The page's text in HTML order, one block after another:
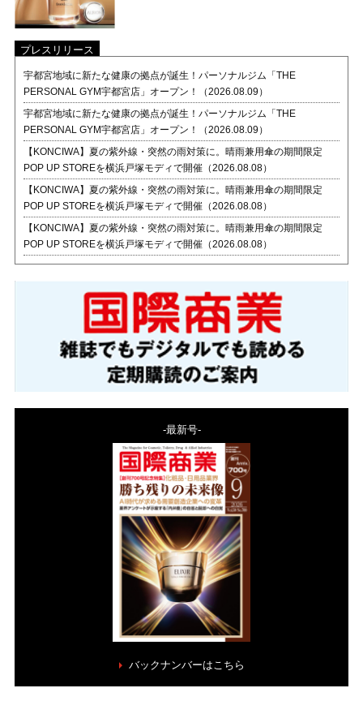
プレスリリース
宇都宮地域に新たな健康の拠点が誕生！パーソナルジム「THE
PERSONAL GYM宇都宮店」オープン！（2026.08.09）
宇都宮地域に新たな健康の拠点が誕生！パーソナルジム「THE
PERSONAL GYM宇都宮店」オープン！（2026.08.09）
【KONCIWA】夏の紫外線・突然の雨対策に。晴雨兼用傘の期間限定
POP UP STOREを横浜戸塚モディで開催（2026.08.08）
【KONCIWA】夏の紫外線・突然の雨対策に。晴雨兼用傘の期間限定
POP UP STOREを横浜戸塚モディで開催（2026.08.08）
【KONCIWA】夏の紫外線・突然の雨対策に。晴雨兼用傘の期間限定
POP UP STOREを横浜戸塚モディで開催（2026.08.08）
-最新号-
バックナンバーはこちら